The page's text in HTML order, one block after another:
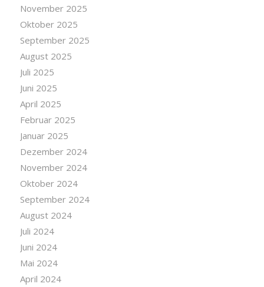
November 2025
Oktober 2025
September 2025
August 2025
Juli 2025
Juni 2025
April 2025
Februar 2025
Januar 2025
Dezember 2024
November 2024
Oktober 2024
September 2024
August 2024
Juli 2024
Juni 2024
Mai 2024
April 2024